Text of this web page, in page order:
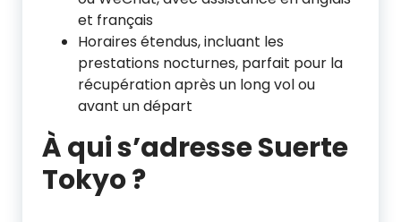
et français
Horaires étendus, incluant les
prestations nocturnes, parfait pour la
récupération après un long vol ou
avant un départ
À qui s’adresse Suerte
Tokyo ?